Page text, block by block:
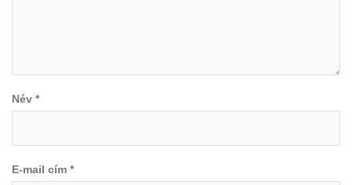
Név *
E-mail cím *